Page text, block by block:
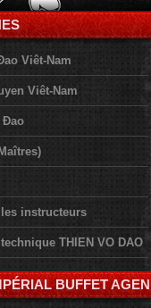
Viêt-Nam
Viêt-Nam
Đao
instructeurs
THIEN VO DAO
BUFFET AGEN